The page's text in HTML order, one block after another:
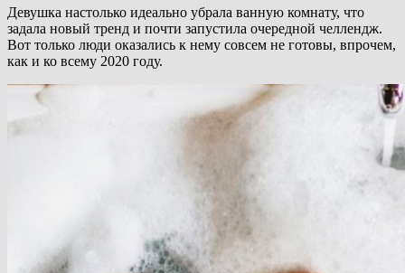
Девушка настолько идеально убрала ванную комнату, что
задала новый тренд и почти запустила очередной челлендж.
Вот только люди оказались к нему совсем не готовы, впрочем,
как и ко всему 2020 году.